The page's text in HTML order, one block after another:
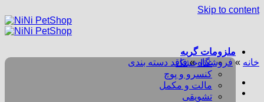
Skip to content
ملزومات گربه
غذا خشک
کنسرو و پوچ
مالت و مکمل
تشویقی
خانه » فروشگاه » فاقد دسته بندی